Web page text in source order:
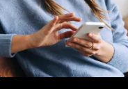
REFURBED